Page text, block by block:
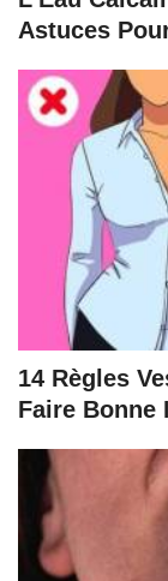
Astuces
14 Règles
Faire Bonne